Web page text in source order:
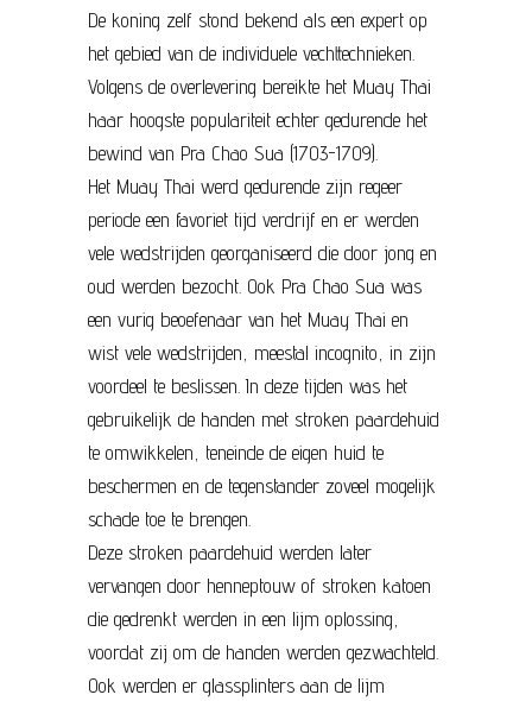
De koning zelf stond bekend als een expert op
het gebied van de individuele vechttechnieken.
Volgens de overlevering bereikte het Muay Thai
haar hoogste populariteit echter gedurende het
bewind van Pra Chao Sua (1703-1709).
Het Muay Thai werd gedurende zijn regeer
periode een favoriet tijd verdrijf en er werden
vele wedstrijden georganiseerd die door jong en
oud werden bezocht. Ook Pra Chao Sua was
een vurig beoefenaar van het Muay Thai en
wist vele wedstrijden, meestal incognito, in zijn
voordeel te beslissen. In deze tijden was het
gebruikelijk de handen met stroken paardehuid
te omwikkelen, teneinde de eigen huid te
beschermen en de tegenstander zoveel mogelijk
schade toe te brengen.
Deze stroken paardehuid werden later
vervangen door henneptouw of stroken katoen
die gedrenkt werden in een lijm oplossing,
voordat zij om de handen werden gezwachteld.
Ook werden er glassplinters aan de lijm